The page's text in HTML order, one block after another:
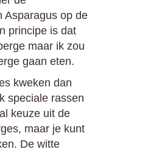
Asparagus op de
principe is dat
maar ik zou
gaan eten.
kweken dan
speciale rassen
keuze uit de
maar je kunt
De witte